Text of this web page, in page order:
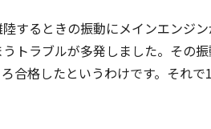
するときの振動にメインエンジ
トラブルが多発しました。その
合格したというわけです。それ